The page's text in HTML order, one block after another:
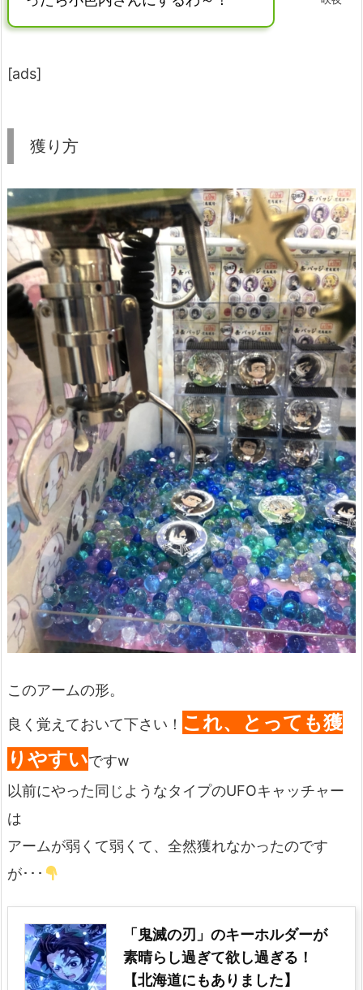
[ads]
獲り方
このアームの形。
良く覚えておいて下さい！ これ、とっても獲
りやすいですw
以前にやった同じようなタイプのUFOキャッチャー
は
アームが弱くて弱くて、全然獲れなかったのです
が･･･
「鬼滅の刃」のキーホルダーが
素晴らし過ぎて欲し過ぎる！
【北海道にもありました】